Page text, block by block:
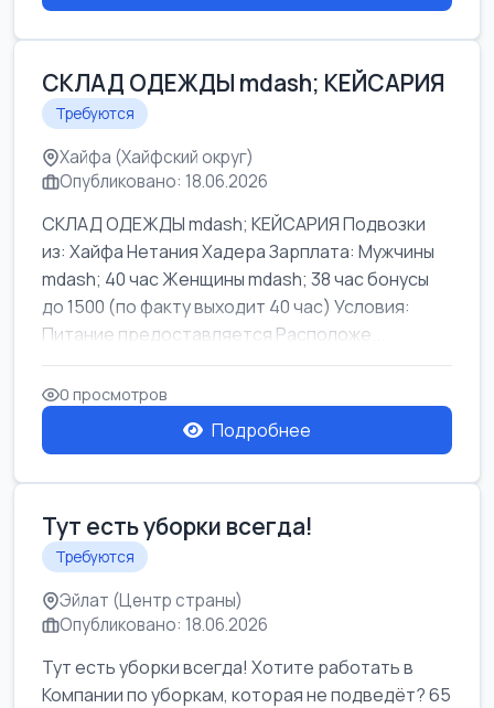
СКЛАД ОДЕЖДЫ mdash; КЕЙСАРИЯ
Требуются
Хайфа (Хайфский округ)
Опубликовано: 18.06.2026
СКЛАД ОДЕЖДЫ mdash; КЕЙСАРИЯ Подвозки
из: Хайфа Нетания Хадера Зарплата: Мужчины
mdash; 40 час Женщины mdash; 38 час бонусы
до 1500 (по факту выходит 40 час) Условия:
Питание предоставляется Расположе...
0 просмотров
Подробнее
Тут есть уборки всегда!
Требуются
Эйлат (Центр страны)
Опубликовано: 18.06.2026
Тут есть уборки всегда! Хотите работать в
Компании по уборкам, которая не подведёт? 65